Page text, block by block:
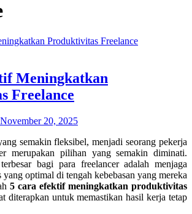
Meningkatkan
Freelance
November 20, 2025
semakin fleksibel, menjadi seorang pekerja
merupakan pilihan yang semakin diminati.
bagi para freelancer adalah menjaga
optimal di tengah kebebasan yang mereka
5 cara efektif meningkatkan produktivitas
diterapkan untuk memastikan hasil kerja tetap